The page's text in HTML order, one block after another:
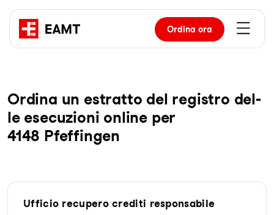
Ordina ora
Or­di­na un es­trat­to del re­gis­tro del­
le ese­cu­zio­ni on­line per
4148 Pfeffingen
Ufficio recupero crediti responsabile